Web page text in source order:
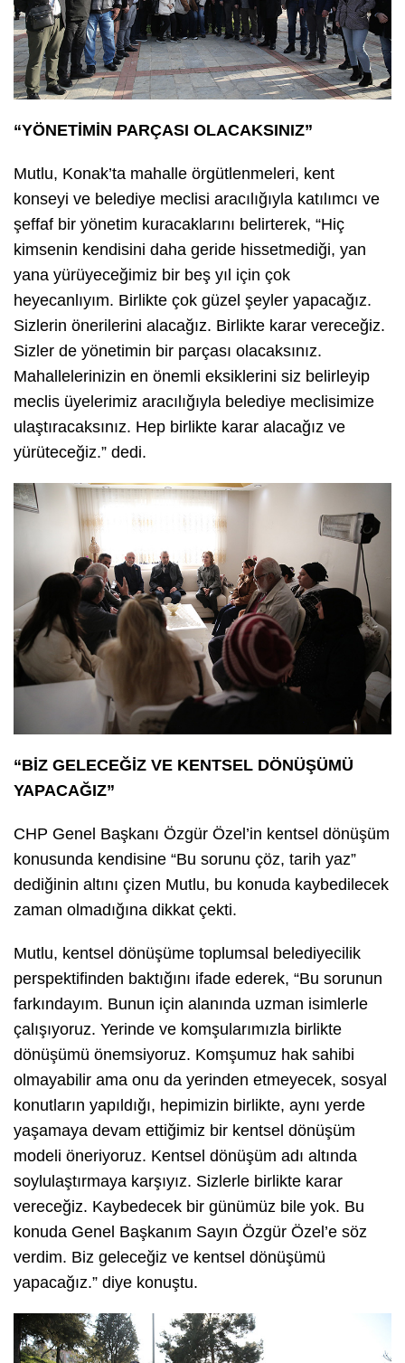
“YÖNETİMİN PARÇASI OLACAKSINIZ”
Mutlu, Konak’ta mahalle örgütlenmeleri, kent
konseyi ve belediye meclisi aracılığıyla katılımcı ve
şeffaf bir yönetim kuracaklarını belirterek, “Hiç
kimsenin kendisini daha geride hissetmediği, yan
yana yürüyeceğimiz bir beş yıl için çok
heyecanlıyım. Birlikte çok güzel şeyler yapacağız.
Sizlerin önerilerini alacağız. Birlikte karar vereceğiz.
Sizler de yönetimin bir parçası olacaksınız.
Mahallelerinizin en önemli eksiklerini siz belirleyip
meclis üyelerimiz aracılığıyla belediye meclisimize
ulaştıracaksınız. Hep birlikte karar alacağız ve
yürüteceğiz.” dedi.
“BİZ GELECEĞİZ VE KENTSEL DÖNÜŞÜMÜ
YAPACAĞIZ”
CHP Genel Başkanı Özgür Özel’in kentsel dönüşüm
konusunda kendisine “Bu sorunu çöz, tarih yaz”
dediğinin altını çizen Mutlu, bu konuda kaybedilecek
zaman olmadığına dikkat çekti.
Mutlu, kentsel dönüşüme toplumsal belediyecilik
perspektifinden baktığını ifade ederek, “Bu sorunun
farkındayım. Bunun için alanında uzman isimlerle
çalışıyoruz. Yerinde ve komşularımızla birlikte
dönüşümü önemsiyoruz. Komşumuz hak sahibi
olmayabilir ama onu da yerinden etmeyecek, sosyal
konutların yapıldığı, hepimizin birlikte, aynı yerde
yaşamaya devam ettiğimiz bir kentsel dönüşüm
modeli öneriyoruz. Kentsel dönüşüm adı altında
soylulaştırmaya karşıyız. Sizlerle birlikte karar
vereceğiz. Kaybedecek bir günümüz bile yok. Bu
konuda Genel Başkanım Sayın Özgür Özel’e söz
verdim. Biz geleceğiz ve kentsel dönüşümü
yapacağız.” diye konuştu.